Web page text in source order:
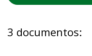
3 documentos: